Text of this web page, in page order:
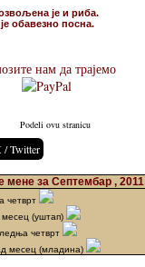
је и риба.
обавезно посна.
нам да трајемо
Podeli ovu stranicu
/ Twitter
мене за Септембар , 2011
четврт
(уштап)
четврт
месец (младина)